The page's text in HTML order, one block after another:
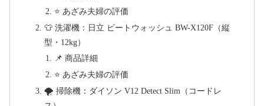
⭐ あざみ夫婦の評価
👕 洗濯機：日立 ビートウォッシュ BW-X120F（縦
型・12kg）
📌 商品詳細
⭐ あざみ夫婦の評価
🌪️ 掃除機：ダイソン V12 Detect Slim（コードレ